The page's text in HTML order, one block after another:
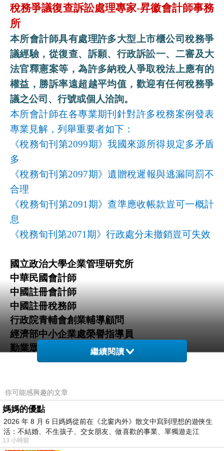
稅務爭議復查訴訟處理專家-昇徽會計師事務
所
本所會計師具有處理許多大型上市櫃公司稅務爭
議經驗，從復查、訴願、行政訴訟一、二審及大
法官釋憲案等，為許多納稅人爭取稅法上應有的
權益，勝訴率遠超越平均值，歡迎有任何稅務爭
議之公司、行號或個人洽詢。
本所會計師在各專業期刊針對許多稅務案例發表
專業見解，列舉重要者如下：
《稅務旬刊第2099期》我國來源所得規定多矛盾
多
《稅務旬刊第2097期》遺贈稅遲報與逃漏同罰不
合理
《稅務旬刊第2091 期》查準應收帳款豈可一概計
息
《稅務旬刊第2071期》行政處分未撤銷豈可失效
國立政治大學企業管理研究所
中華民國會計師
中國註冊會計師
中國註冊稅務師
行政院青輔會創業輔導顧問
經濟部中小企業處榮譽指導員
勤業眾信稅務部副理
Email：service@ris-cpa.com
繼續閱讀
你可能感興趣的文章
媽媽的優點
2026 年 8 月 6 日媽媽從前在《北窗內外》散文中寫到理想的遊俠生
活：不結婚、不生孩子、交女朋友、做喜歡的事業、單獨遊走江
湖⋯⋯，
13 小時前